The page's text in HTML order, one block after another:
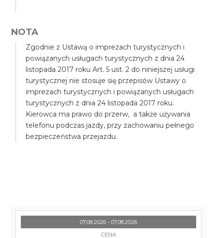
NOTA
Zgodnie z Ustawą o imprezach turystycznych i
powiązanych usługach turystycznych z dnia 24
listopada 2017 roku Art. 5 ust. 2 do niniejszej usługi
turystycznej nie stosuje się przepisów Ustawy o
imprezach turystycznych i powiązanych usługach
turystycznych z dnia 24 listopada 2017 roku.
Kierowca ma prawo do przerw, a także używania
telefonu podczas jazdy, przy zachowaniu pełnego
bezpieczeństwa przejazdu.
07.08.2026 - 07.08.2026
CENA